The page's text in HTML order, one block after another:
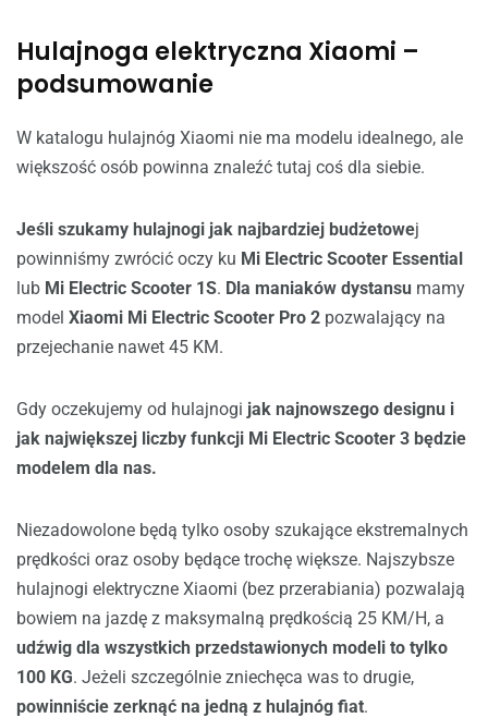
Hulajnoga elektryczna Xiaomi –
podsumowanie
W katalogu hulajnóg Xiaomi nie ma modelu idealnego, ale
większość osób powinna znaleźć tutaj coś dla siebie.
Jeśli szukamy hulajnogi jak najbardziej budżetowej
powinniśmy zwrócić oczy ku Mi Electric Scooter Essential
lub Mi Electric Scooter 1S. Dla maniaków dystansu mamy
model Xiaomi Mi Electric Scooter Pro 2 pozwalający na
przejechanie nawet 45 KM.
Gdy oczekujemy od hulajnogi jak najnowszego designu i
jak największej liczby funkcji Mi Electric Scooter 3 będzie
modelem dla nas.
Niezadowolone będą tylko osoby szukające ekstremalnych
prędkości oraz osoby będące trochę większe. Najszybsze
hulajnogi elektryczne Xiaomi (bez przerabiania) pozwalają
bowiem na jazdę z maksymalną prędkością 25 KM/H, a
udźwig dla wszystkich przedstawionych modeli to tylko
100 KG. Jeżeli szczególnie zniechęca was to drugie,
powinniście zerknąć na jedną z hulajnóg fiat.